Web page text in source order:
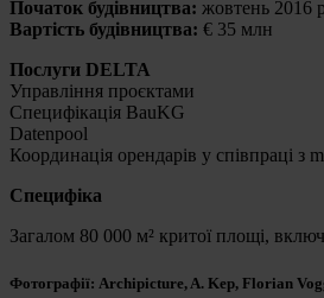
Початок будівництва: жовтень 2016 р
Вартість будівництва: € 35 млн
Послуги DELTA
Управління проєктами
Специфікація BauKG
Datenpool
Координація орендарів у співпраці з
Специфіка
Загалом 80 000 м² критої площі,
Фотографії: Archipicture, A. Kep, Florian